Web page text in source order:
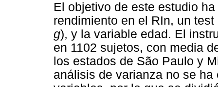
El objetivo de este estudio
rendimiento en el RIn, un
g), y la variable edad. El
en 1102 sujetos, con media
los estados de São Paulo y
análisis de varianza no se